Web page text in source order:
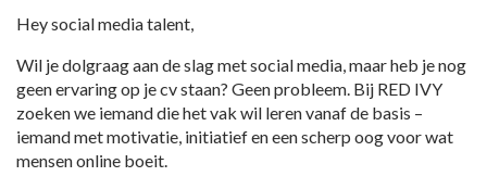
Hey social media talent,
Wil je dolgraag aan de slag met social media, maar heb je nog
geen ervaring op je cv staan? Geen probleem. Bij RED IVY
zoeken we iemand die het vak wil leren vanaf de basis –
iemand met motivatie, initiatief en een scherp oog voor wat
mensen online boeit.